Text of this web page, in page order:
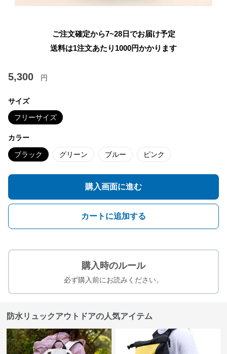
ご注文確定から7~28日でお届け予定
送料は1注文あたり 1000円かかります
5,300 円
サイズ
フリーサイズ
カラー
ブラック グリーン ブルー ピンク
購入画面に進む
カートに追加する
購入時のルール
必ず購入前にお読みください。
防水リュックアウトドアの人気アイテム